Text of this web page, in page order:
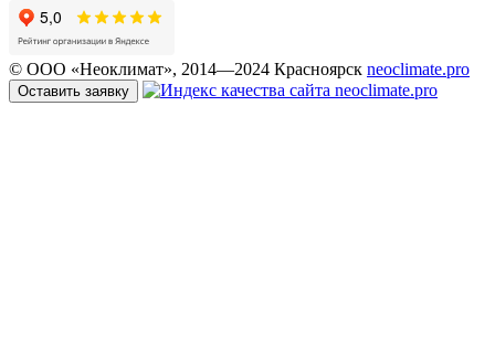
© ООО «Неоклимат», 2014—2024 Красноярск neoclimate.pro
Оставить заявку